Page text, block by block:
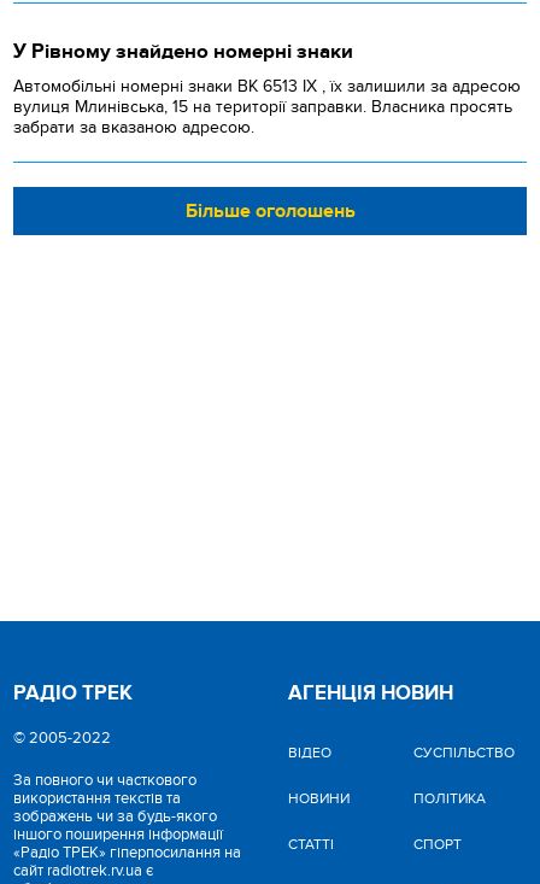
У Рівному знайдено номерні знаки
Автомобільні номерні знаки BK 6513 IX , їх залишили за адресою
вулиця Млинівська, 15 на території заправки. Власника просять
забрати за вказаною адресою.
Більше оголошень
РАДІО ТРЕК
© 2005-2022
За повного чи часткового
використання текстів та
зображень чи за будь-якого
іншого поширення інформації
«Радіо ТРЕК» гіперпосилання на
сайт radiotrek.rv.ua є
АГЕНЦІЯ НОВИН
ВІДЕО
НОВИНИ
СТАТТІ
CУСПІЛЬСТВО
ПОЛІТИКА
СПОРТ